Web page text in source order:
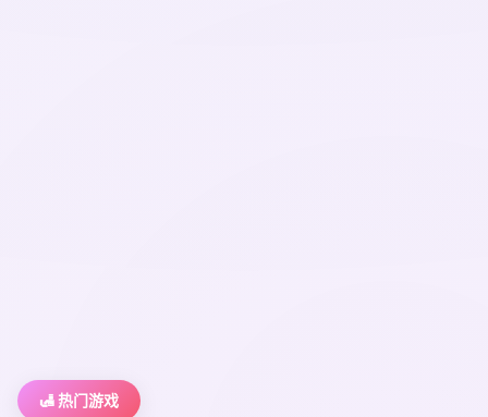
🛃 热门游戏